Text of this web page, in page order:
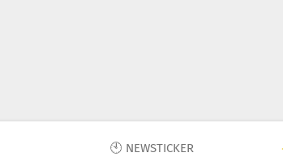
🕙 NEWSTICKER